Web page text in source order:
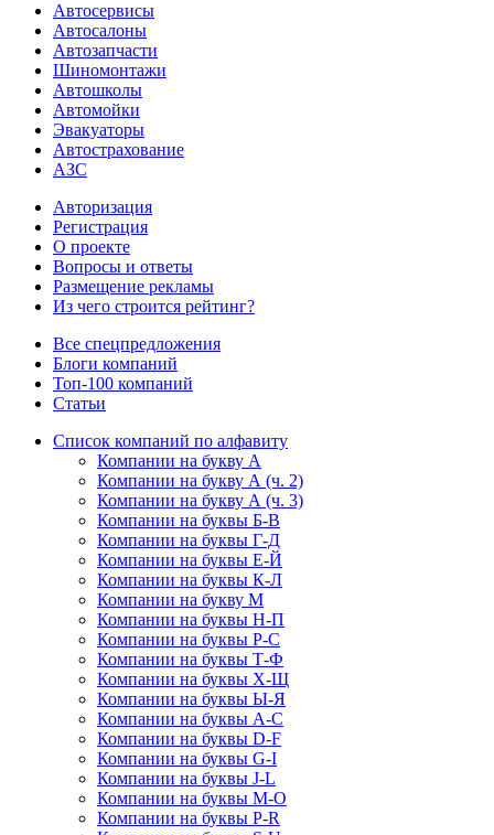
Автосервисы
Автосалоны
Автозапчасти
Шиномонтажи
Автошколы
Автомойки
Эвакуаторы
Автострахование
АЗС
Авторизация
Регистрация
О проекте
Вопросы и ответы
Размещение рекламы
Из чего строится рейтинг?
Все спецпредложения
Блоги компаний
Топ-100 компаний
Статьи
Список компаний по алфавиту
Компании на букву А
Компании на букву А (ч. 2)
Компании на букву А (ч. 3)
Компании на буквы Б-В
Компании на буквы Г-Д
Компании на буквы Е-Й
Компании на буквы К-Л
Компании на букву М
Компании на буквы Н-П
Компании на буквы Р-С
Компании на буквы Т-Ф
Компании на буквы Х-Щ
Компании на буквы Ы-Я
Компании на буквы A-C
Компании на буквы D-F
Компании на буквы G-I
Компании на буквы J-L
Компании на буквы M-O
Компании на буквы P-R